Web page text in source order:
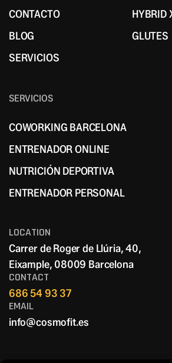
TARIFAS Y PRECIOS
CONTACTO
CONTACTO
BLOG
BLOG
SERVICIOS
HYBRID
HYBRID
GLUTES
SERVICIOS
COWORKING BARCELONA
COWORKING BARCELONA
ENTRENADOR ONLINE
ENTRENADOR ONLINE
NUTRICIÓN DEPORTIVA
NUTRICIÓN DEPORTIVA
ENTRENADOR PERSONAL
LOCATION
Carrer de Roger de Llúria, 40,
Eixample, 08009 Barcelona
CONTACT
686 54 93 37
EMAIL
info@cosmofit.es